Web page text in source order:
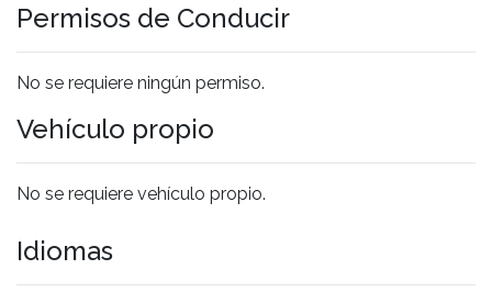
Permisos de Conducir
No se requiere ningún permiso.
Vehículo propio
No se requiere vehículo propio.
Idiomas